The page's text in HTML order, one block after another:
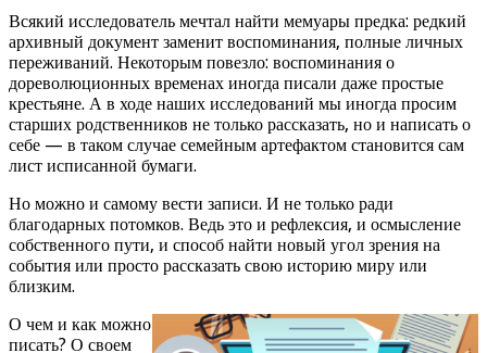
Всякий исследователь мечтал найти мемуары предка: редкий
архивный документ заменит воспоминания, полные личных
переживаний. Некоторым повезло: воспоминания о
дореволюционных временах иногда писали даже простые
крестьяне. А в ходе наших исследований мы иногда просим
старших родственников не только рассказать, но и написать о
себе — в таком случае семейным артефактом становится сам
лист исписанной бумаги.
Но можно и самому вести записи. И не только ради
благодарных потомков. Ведь это и рефлексия, и осмысление
собственного пути, и способ найти новый угол зрения на
события или просто рассказать свою историю миру или
близким.
О чем и как можно
писать? О своем